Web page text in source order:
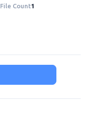
File Count1